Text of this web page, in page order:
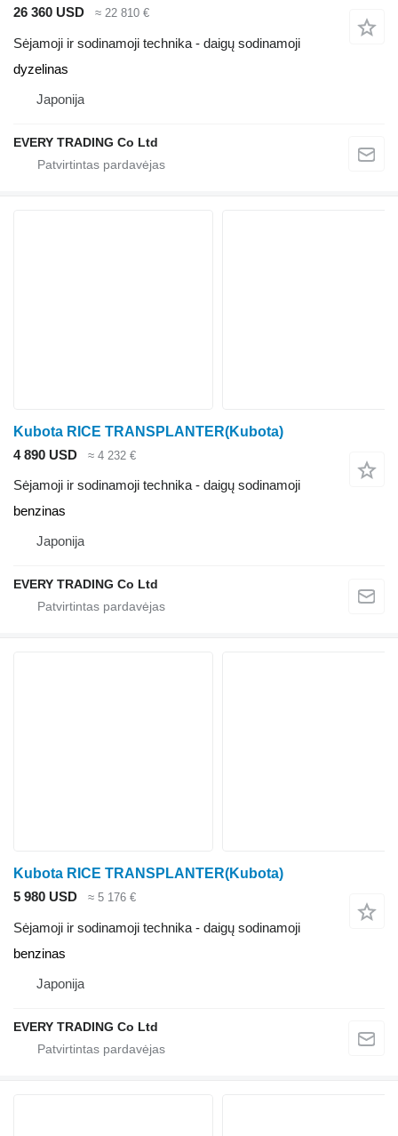
26 360 USD
≈ 22 810 €
Sėjamoji ir sodinamoji technika - daigų sodinamoji
dyzelinas
Japonija
EVERY TRADING Co Ltd
Kubota RICE TRANSPLANTER(Kubota)
4 890 USD
≈ 4 232 €
Sėjamoji ir sodinamoji technika - daigų sodinamoji
benzinas
Japonija
EVERY TRADING Co Ltd
Kubota RICE TRANSPLANTER(Kubota)
5 980 USD
≈ 5 176 €
Sėjamoji ir sodinamoji technika - daigų sodinamoji
benzinas
Japonija
EVERY TRADING Co Ltd